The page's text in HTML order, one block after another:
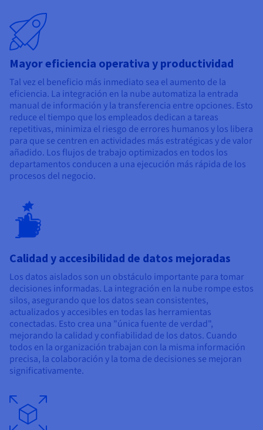
Mayor eficiencia operativa y productividad
Tal vez el beneficio más inmediato sea el aumento de la
eficiencia. La integración en la nube automatiza la entrada
manual de información y la transferencia entre opciones. Esto
reduce el tiempo que los empleados dedican a tareas
repetitivas, minimiza el riesgo de errores humanos y los libera
para que se centren en actividades más estratégicas y de valor
añadido. Los flujos de trabajo optimizados en todos los
departamentos conducen a una ejecución más rápida de los
procesos del negocio.
Calidad y accesibilidad de datos mejoradas
Los datos aislados son un obstáculo importante para tomar
decisiones informadas. La integración en la nube rompe estos
silos, asegurando que los datos sean consistentes,
actualizados y accesibles en todas las herramientas
conectadas. Esto crea una "única fuente de verdad",
mejorando la calidad y confiabilidad de los datos. Cuando
todos en la organización trabajan con la misma información
precisa, la colaboración y la toma de decisiones se mejoran
significativamente.